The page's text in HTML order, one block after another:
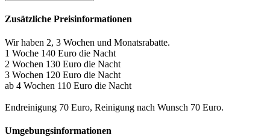
Zusätzliche Preisinformationen
Wir haben 2, 3 Wochen und Monatsrabatte.
1 Woche 140 Euro die Nacht
2 Wochen 130 Euro die Nacht
3 Wochen 120 Euro die Nacht
ab 4 Wochen 110 Euro die Nacht
Endreinigung 70 Euro, Reinigung nach Wunsch 70 Euro.
Umgebungsinformationen